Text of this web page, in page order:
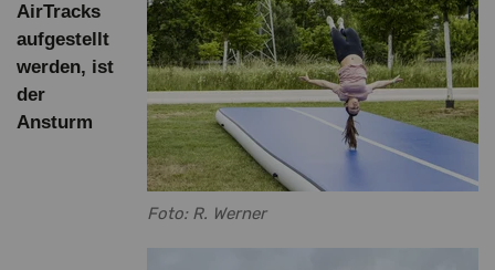
Foto: R. Werner
AirTracks
aufgestellt
werden, ist
der
Ansturm